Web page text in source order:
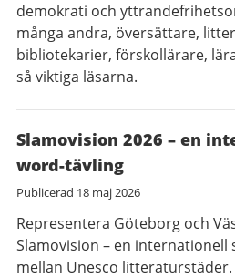
demokrati och
många andra, översättare,
bibliotekarier, förskollärare,
så viktiga läsarna.
Slamovision 2026 – en
word-tävling
Publicerad 18 maj 2026
Representera Göteborg och
Slamovision – en internationell
mellan Unesco litteraturstäder.